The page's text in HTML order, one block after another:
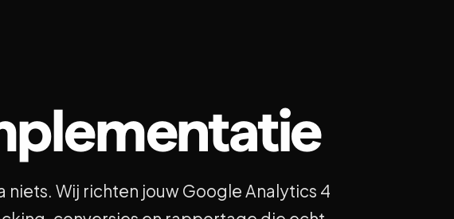
niets. Wij richten jouw Google Analytics 4